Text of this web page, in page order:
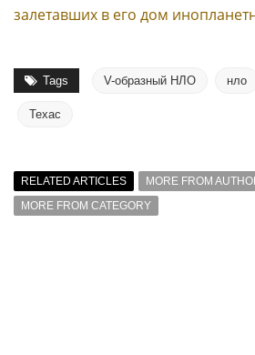
залетавших в его дом
Tags V-образный НЛО нло
Техас
RELATED ARTICLES
MORE FROM
MORE FROM CATEGORY